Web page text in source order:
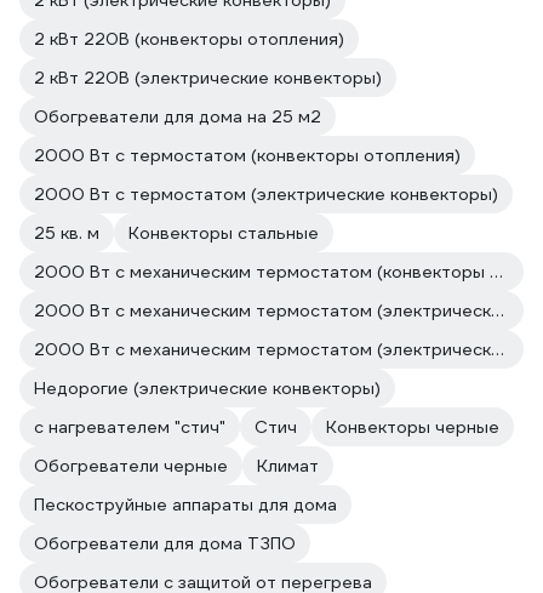
2 кВт 220В (конвекторы отопления)
2 кВт 220В (электрические конвекторы)
Обогреватели для дома на 25 м2
2000 Вт с термостатом (конвекторы отопления)
2000 Вт с термостатом (электрические конвекторы)
25 кв. м
Конвекторы стальные
2000 Вт с механическим термостатом (конвекторы отопления)
2000 Вт с механическим термостатом (электрические конвекторы)
2000 Вт с механическим термостатом (электрические конвекторы)
Недорогие (электрические конвекторы)
с нагревателем "стич"
Стич
Конвекторы черные
Обогреватели черные
Климат
Пескоструйные аппараты для дома
Обогреватели для дома ТЗПО
Обогреватели с защитой от перегрева